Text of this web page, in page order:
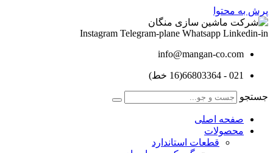
پرش به محتوا
Instagram Telegram-plane Whatsapp Linkedin-in
info@mangan-co.com
021 - 66803364(16 خط)
جستجو
صفحه اصلی
محصولات
قطعات استاندارد